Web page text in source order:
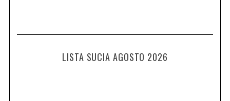
LISTA SUCIA AGOSTO 2026